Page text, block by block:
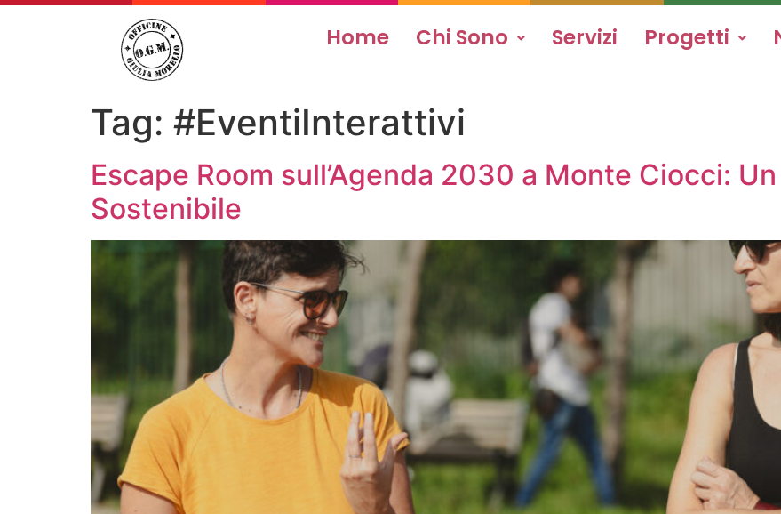
Home Chi Sono Servizi Progetti
Tag: #EventiInterattivi
Escape Room sull’Agenda 2030 a Monte Ciocci:
Sostenibile